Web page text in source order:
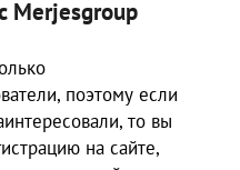
Merjesgroup
поэтому если
то вы
на сайте,